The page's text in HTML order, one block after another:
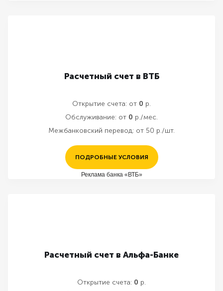
Расчетный счет в ВТБ
Открытие счета: от 0 р.
Обслуживание: от 0 р./мес.
Межбанковский перевод: от 50 р./шт.
ПОДРОБНЫЕ УСЛОВИЯ
Реклама банка «ВТБ»
Расчетный счет в Альфа-Банке
Открытие счета: 0 р.